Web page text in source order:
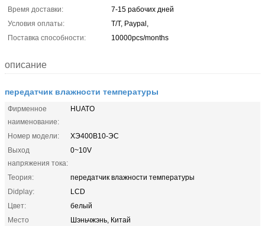
Время доставки:
7-15 рабочих дней
Условия оплаты:
T/T, Paypal,
Поставка способности:
10000pcs/months
описание
передатчик влажности температуры
Фирменное
наименование:
HUATO
Номер модели:
ХЭ400В10-ЭС
Выход
напряжения тока:
0~10V
Теория:
передатчик влажности температуры
Didplay:
LCD
Цвет:
белый
Место
Шэньчжэнь, Китай